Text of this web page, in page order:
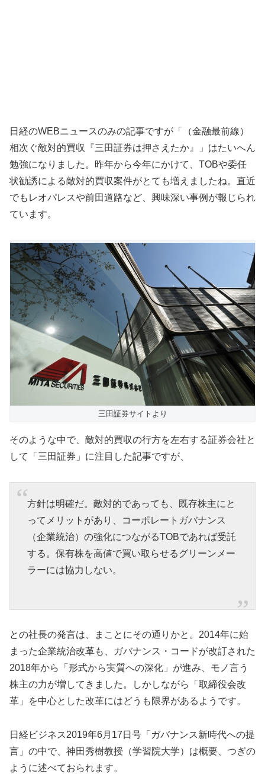
日経のWEBニュースのみの記事ですが「（金融最前線）
相次ぐ敵対的買収『三田証券は押さえたか』」はたいへん
勉強になりました。昨年から今年にかけて、TOBや委任
状勧誘による敵対的買収案件がとても増えましたね。直近
でもレオパレスや前田道路など、興味深い事例が報じられ
ています。
三田証券サイトより
そのような中で、敵対的買収の行方を左右する証券会社と
して「三田証券」に注目した記事ですが、
方針は明確だ。敵対的であっても、既存株主にと
ってメリットがあり、コーポレートガバナンス
（企業統治）の強化につながるTOBであれば受託
する。保有株を高値で買い取らせるグリーンメー
ラーには協力しない。
との社長の発言は、まことにその通りかと。2014年に始
まった企業統治改革も、ガバナンス・コードが改訂された
2018年から「形式から実質への深化」が進み、モノ言う
株主の力が増してきました。しかしながら「取締役会改
革」を中心とした改革にはどうも限界があるようです。
日経ビジネス2019年6月17日号「ガバナンス新時代への提
言」の中で、神田秀樹教授（学習院大学）は概要、つぎの
ように述べておられます。